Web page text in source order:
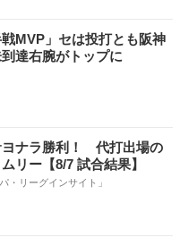
MVP」セは投打とも阪神
達右腕がトップに
ヨナラ勝利！ 代打出場の
リー【8/7 試合結果】
・リーグインサイト」